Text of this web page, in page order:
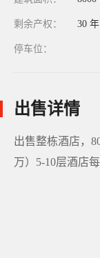
剩余产权： 30 年
停车位：
出售详情
出售整栋酒店，
万）5-10层酒店